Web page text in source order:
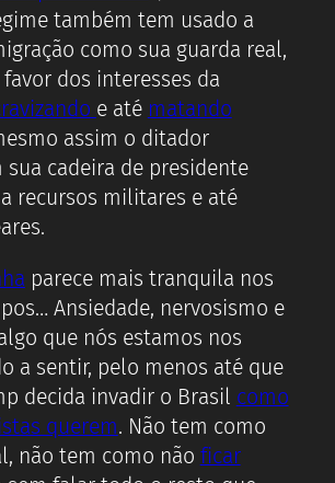
também tem usado a
como sua guarda real,
dos interesses da
e até matando
assim o ditador
sua cadeira de presidente
recursos militares e até
parece mais tranquila nos
Ansiedade, nervosismo e
que nós estamos nos
a sentir, pelo menos até que
decida invadir o Brasil como
querem. Não tem como
não tem como não ficar